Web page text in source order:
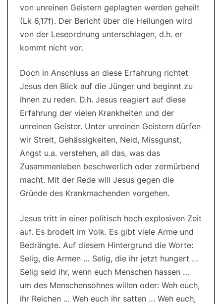
von unreinen Geistern geplagten werden geheilt
(Lk 6,17f). Der Bericht über die Heilungen wird
von der Leseordnung unterschlagen, d.h. er
kommt nicht vor.
Doch in Anschluss an diese Erfahrung richtet
Jesus den Blick auf die Jünger und beginnt zu
ihnen zu reden. D.h. Jesus reagiert auf diese
Erfahrung der vielen Krankheiten und der
unreinen Geister. Unter unreinen Geistern dürfen
wir Streit, Gehässigkeiten, Neid, Missgunst,
Angst u.a. verstehen, all das, was das
Zusammenleben beschwerlich oder zermürbend
macht. Mit der Rede will Jesus gegen die
Gründe des Krankmachenden vorgehen.
Jesus tritt in einer politisch hoch explosiven Zeit
auf. Es brodelt im Volk. Es gibt viele Arme und
Bedrängte. Auf diesem Hintergrund die Worte:
Selig, die Armen … Selig, die ihr jetzt hungert …
Selig seid ihr, wenn euch Menschen hassen …
um des Menschensohnes willen oder: Weh euch,
ihr Reichen … Weh euch ihr satten … Weh euch,